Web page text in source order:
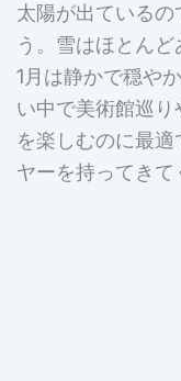
太陽が出ているの
う。雪はほとんど
1月は静かで穏や
い中で美術館巡
を楽しむのに最
ヤーを持ってきて